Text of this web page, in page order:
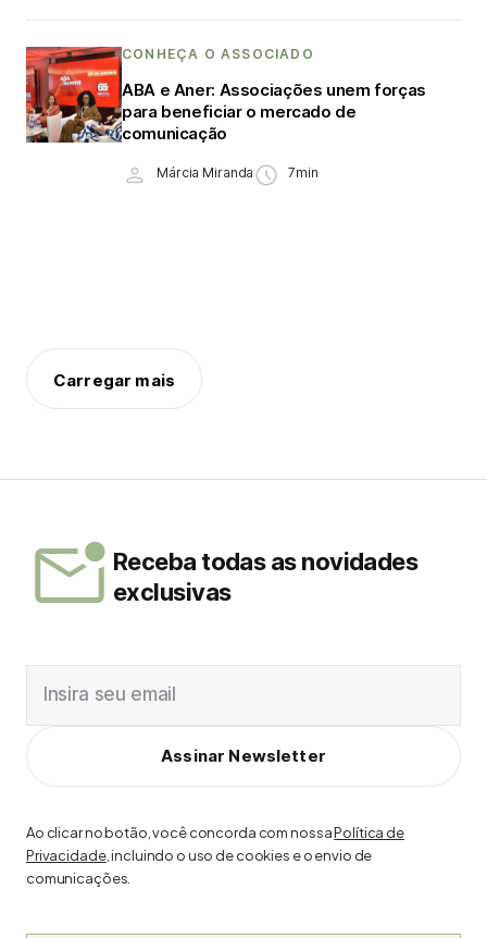
CONHEÇA O ASSOCIADO
ABA e Aner: Associações unem forças
para beneficiar o mercado de
comunicação
Márcia Miranda 7min
Carregar mais
Receba todas as novidades
exclusivas
Insira seu email
Assinar Newsletter
Ao clicar no botão, você concorda com nossaPolítica de
Privacidade, incluindo o uso de cookies e o envio de
comunicações.